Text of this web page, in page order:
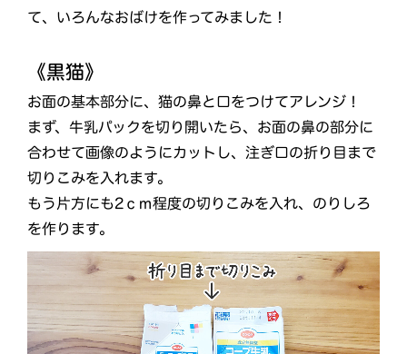
て、いろんなおばけを作ってみました！
《黒猫》
お面の基本部分に、猫の鼻と口をつけてアレンジ！
まず、牛乳パックを切り開いたら、お面の鼻の部分に
合わせて画像のようにカットし、注ぎ口の折り目まで
切りこみを入れます。
もう片方にも2ｃｍ程度の切りこみを入れ、のりしろ
を作ります。